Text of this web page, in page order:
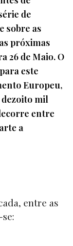
de
sobre as
próximas
26 de Maio. O
este
Europeu,
mil
entre
a
entre as